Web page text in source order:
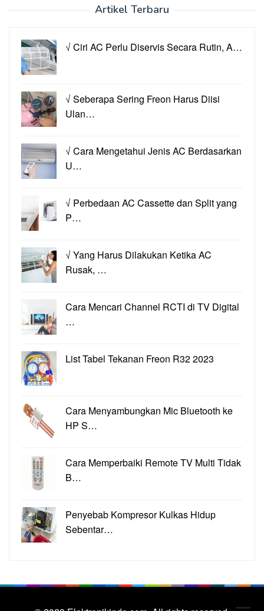
Artikel Terbaru
√ Ciri AC Perlu Diservis Secara Rutin, A…
√ Seberapa Sering Freon Harus Diisi
Ulan…
√ Cara Mengetahui Jenis AC Berdasarkan
U…
√ Perbedaan AC Cassette dan Split yang
P…
√ Yang Harus Dilakukan Ketika AC
Rusak, …
Cara Mencari Channel RCTI di TV Digital
…
List Tabel Tekanan Freon R32 2023
Cara Menyambungkan Mic Bluetooth ke
HP S…
Cara Memperbaiki Remote TV Multi Tidak
B…
Penyebab Kompresor Kulkas Hidup
Sebentar…